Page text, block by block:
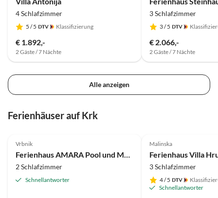
4 Schlafzimmer
5 / 5 Klassifizierung
€ 1.892,-
2 Gäste / 7 Nächte
3 Schlafzimmer
3/ 5
€ 2.066,-
2 Gäste / 7 Nächte
Alle anzeigen
Ferienhäuser auf Krk
Vrbnik
Ferienhaus AMARA Pool und Meerblick nahe Sandstrand
2 Schlafzimmer
Schnellantworter
Malinska
Ferienhaus Villa
3 Schlafzimmer
4/ 5
Schnellantworter